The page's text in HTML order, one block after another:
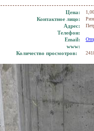
Цена:
Контактное лицо:
Адрес:
Телефон:
Еmail:
www:
Количество просмотров: